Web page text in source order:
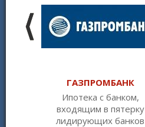
ГАЗПРОМБАНК
Ипотека с банком,
входящим в пятерку
лидирующих банков